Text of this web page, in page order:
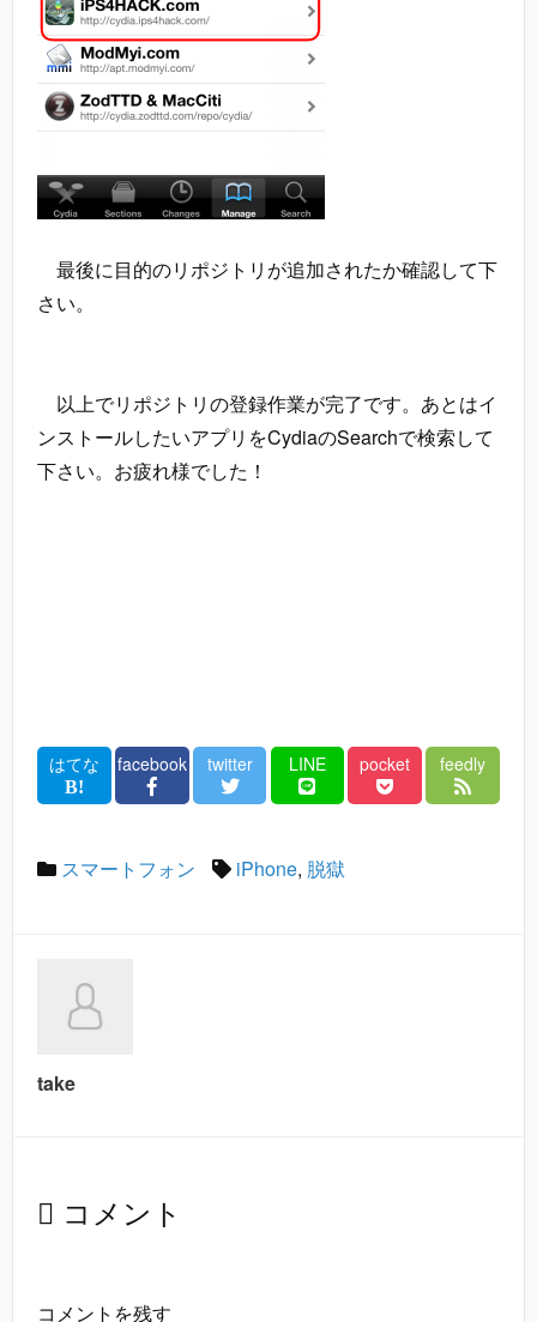
最後に目的のリポジトリが追加されたか確認して下
さい。
以上でリポジトリの登録作業が完了です。あとはイ
ンストールしたいアプリをCydiaのSearchで検索して
下さい。お疲れ様でした！
はてな facebook twitter LINE pocket feedly
スマートフォン iPhone, 脱獄
take
コメント
コメントを残す